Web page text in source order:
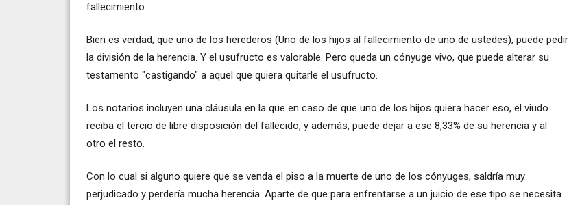
fallecimiento.
Bien es verdad, que uno de los herederos (Uno de los hijos al fallecimiento de uno de ustedes), puede pedir
la división de la herencia. Y el usufructo es valorable. Pero queda un cónyuge vivo, que puede alterar su
testamento "castigando" a aquel que quiera quitarle el usufructo.
Los notarios incluyen una cláusula en la que en caso de que uno de los hijos quiera hacer eso, el viudo
reciba el tercio de libre disposición del fallecido, y además, puede dejar a ese 8,33% de su herencia y al
otro el resto.
Con lo cual si alguno quiere que se venda el piso a la muerte de uno de los cónyuges, saldría muy
perjudicado y perdería mucha herencia. Aparte de que para enfrentarse a un juicio de ese tipo se necesita